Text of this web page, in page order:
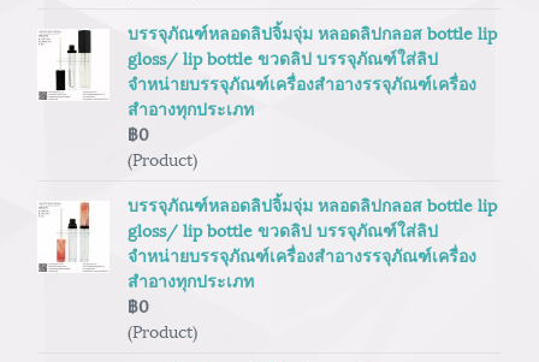
บรรจุภัณฑ์หลอดลิปจิ้มจุ่ม หลอดลิปกลอส bottle lip
gloss/ lip bottle ขวดลิป บรรจุภัณฑ์ใส่ลิป
จำหน่ายบรรจุภัณฑ์เครื่องสำอางรรจุภัณฑ์เครื่อง
สำอางทุกประเภท
฿0
(Product)
บรรจุภัณฑ์หลอดลิปจิ้มจุ่ม หลอดลิปกลอส bottle lip
gloss/ lip bottle ขวดลิป บรรจุภัณฑ์ใส่ลิป
จำหน่ายบรรจุภัณฑ์เครื่องสำอางรรจุภัณฑ์เครื่อง
สำอางทุกประเภท
฿0
(Product)